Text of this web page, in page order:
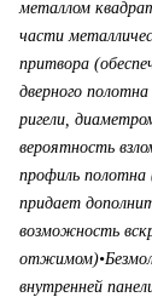
металлом
части
притвора
дверного
ригели,
вероятность
профиль полотна
придает
возможность
отжимом)
внутренней